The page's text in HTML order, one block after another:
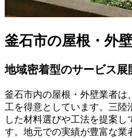
釜石市の屋根・外
地域密着型のサービス展
釜石市内の屋根・外壁業者は
工を得意としています。三
した材料選びや工法を提案し
す。地元での実績が豊富な業